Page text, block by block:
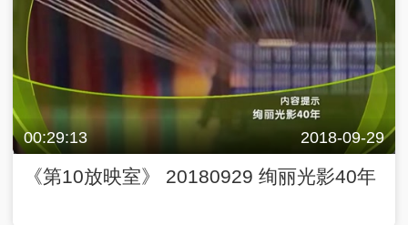
00:29:13 2018-09-29
《第10放映室》 20180929 绚丽光影40年